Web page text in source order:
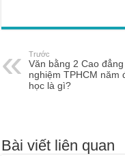
Trước
Văn bằng 2 Cao
nghiệm TPHCM năm
học là gì?
Bài viết liên quan